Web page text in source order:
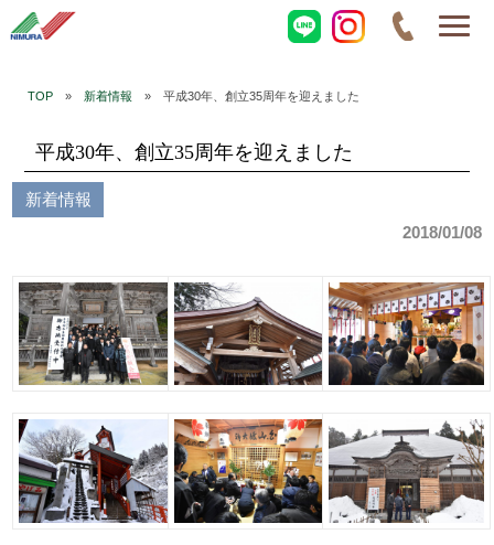
TOP» 新着情報 » 平成30年、創立35周年を迎えました
平成30年、創立35周年を迎えました
新着情報
2018/01/08